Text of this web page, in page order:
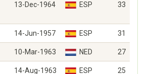
13-Dec-1964 ESP 33
14-Jun-1957 ESP 31
10-Mar-1963 NED 27
14-Aug-1963 ESP 25